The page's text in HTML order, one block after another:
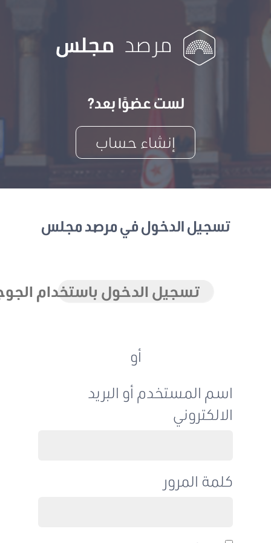
لست عضوًا بعد?
إنشاء حساب
تسجيل الدخول في مرصد مجلس
تسجيل الدخول باستخدام الجوجل
اسم المستخدم أو البريد
الالكتروني
كلمة المرور